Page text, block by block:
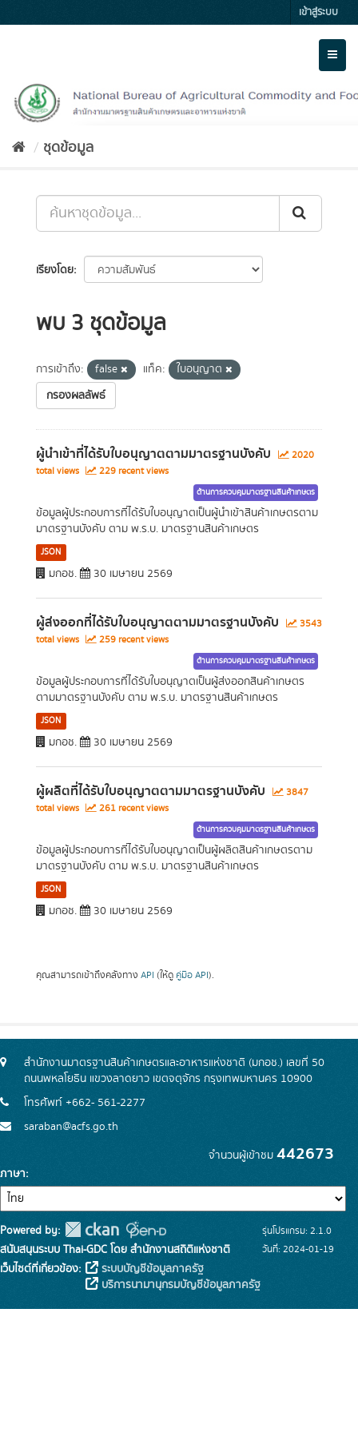
to
เข้าสู่ระบบ
ชุดข้อมูล
เรียงโดย
พบ 3 ชุดข้อมูล
การเข้าถึง: false แท็ค:
ใบอนุญาต
กรองผลลัพธ์
ผู้นำเข้าที่ได้รับใบอนุญาตตามมาตรฐานบังคับ
2020
total views
229 recent views
ด้านการควบคุมมาตรฐานสินค้าเกษตร
ข้อมูลผู้ประกอบการที่ได้รับใบอนุญาตเป็นผู้นำเข้าสินค้าเกษตรตาม
มาตรฐานบังคับ ตาม พ.ร.บ. มาตรฐานสินค้าเกษตร
JSON
มกอช. 30 เมษายน 2569
ผู้ส่งออกที่ได้รับใบอนุญาตตามมาตรฐานบังคับ
3543
total views
259 recent views
ด้านการควบคุมมาตรฐานสินค้าเกษตร
ข้อมูลผู้ประกอบการที่ได้รับใบอนุญาตเป็นผู้ส่งออกสินค้าเกษตร
ตามมาตรฐานบังคับ ตาม พ.ร.บ. มาตรฐานสินค้าเกษตร
JSON
มกอช. 30 เมษายน 2569
ผู้ผลิตที่ได้รับใบอนุญาตตามมาตรฐานบังคับ
3847
total views
261 recent views
ด้านการควบคุมมาตรฐานสินค้าเกษตร
ข้อมูลผู้ประกอบการที่ได้รับใบอนุญาตเป็นผู้ผลิตสินค้าเกษตรตาม
มาตรฐานบังคับ ตาม พ.ร.บ. มาตรฐานสินค้าเกษตร
JSON
มกอช. 30 เมษายน 2569
คุณสามารถเข้าถึงคลังทาง API (ให้ดู คู่มือ API).
สำนักงานมาตรฐานสินค้าเกษตรและอาหารแห่งชาติ (มกอช.) เลขที่ 50
ถนนพหลโยธิน แขวงลาดยาว เขตจตุจักร กรุงเทพมหานคร 10900
โทรศัพท์ +662- 561-2277
saraban@acfs.go.th
จำนวนผู้เข้าชม 442673
ภาษา
Powered by:
สนับสนุนระบบ Thai-GDC โดย สำนักงานสถิติแห่งชาติ
เว็บไซต์ที่เกี่ยวข้อง:
ระบบบัญชีข้อมูลภาครัฐ
บริการนามานุกรมบัญชีข้อมูลภาครัฐ
รุ่นโปรแกรม: 2.1.0
วันที่: 2024-01-19